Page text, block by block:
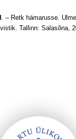
. – Retk hämarusse.
Tallinn: Salasõna,